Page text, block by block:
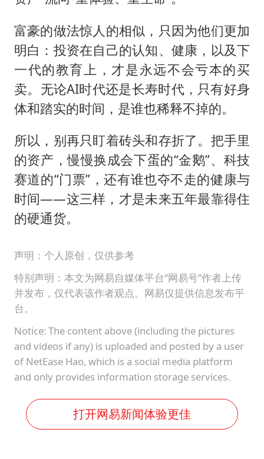
富豪的做法惊人的相似，只因为他们更加
明白：投资在自己的认知、健康，以及下
一代的教育上，才是永远不会亏本的买
卖。无论AI时代还是长寿时代，只有好身
体和踏实的时间，是谁也稀释不掉的。
所以，别再只盯着砖头和存折了。把手里
的资产，慢慢换成会下蛋的“金鹅”、科技
赛道的“门票”，还有谁也夺不走的健康与
时间——这三样，才是未来五年最靠得住
的硬通货。
声明：个人原创，仅供参考
特别声明：本文为网易自媒体平台“网易号”作者上传
并发布，仅代表该作者观点。网易仅提供信息发布平
台。
Notice: The content above (including the pictures
and videos if any) is uploaded and posted by a user
of NetEase Hao, which is a social media platform
and only provides information storage services.
打开网易新闻体验更佳